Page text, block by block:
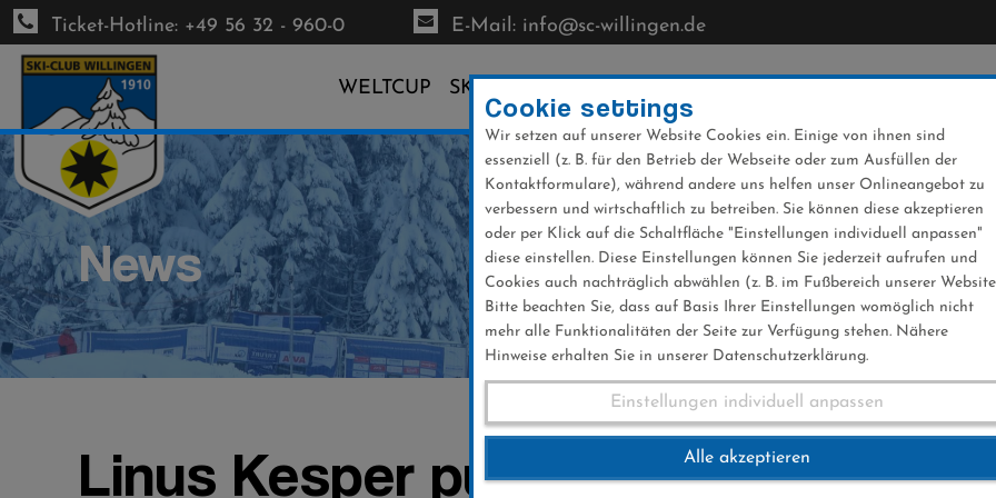
Direkt
zum
Inhalt
Ticket-Hotline: +49 56 32 - 960-0 E-Mail: info@sc-willingen.de
WELTCUP SKI-CLUB
News
Linus Kesper punktet beim IBU-
Cookie settings
Wir setzen auf unserer Website Cookies ein. Einige von ihnen sind
essenziell (z. B. für den Betrieb der Webseite oder zum Ausfüllen der
Kontaktformulare), während andere uns helfen unser Onlineangebot zu
verbessern und wirtschaftlich zu betreiben. Sie können diese akzeptieren
oder per Klick auf die Schaltfläche "Einstellungen individuell anpassen"
diese einstellen. Diese Einstellungen können Sie jederzeit aufrufen und
Cookies auch nachträglich abwählen (z. B. im Fußbereich unserer
Bitte beachten Sie, dass auf Basis Ihrer Einstellungen womöglich nicht
mehr alle Funktionalitäten der Seite zur Verfügung stehen. Nähere
Hinweise erhalten Sie in unserer Datenschutzerklärung.
Einstellungen individuell anpassen
Alle akzeptieren